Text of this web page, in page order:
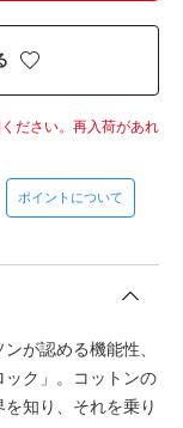
ださい。 再入荷があれ
ポイントについて
が認める機能性、
ク」。コットンの
知り、それを乗り